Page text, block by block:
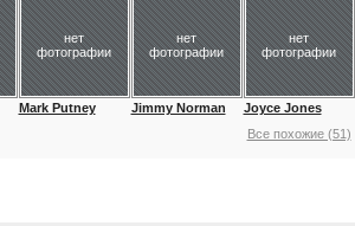
нет
фотографии
Mark Putney
нет
фотографии
Jimmy Norman
нет
фотографии
Joyce Jones
Все похожие (51)